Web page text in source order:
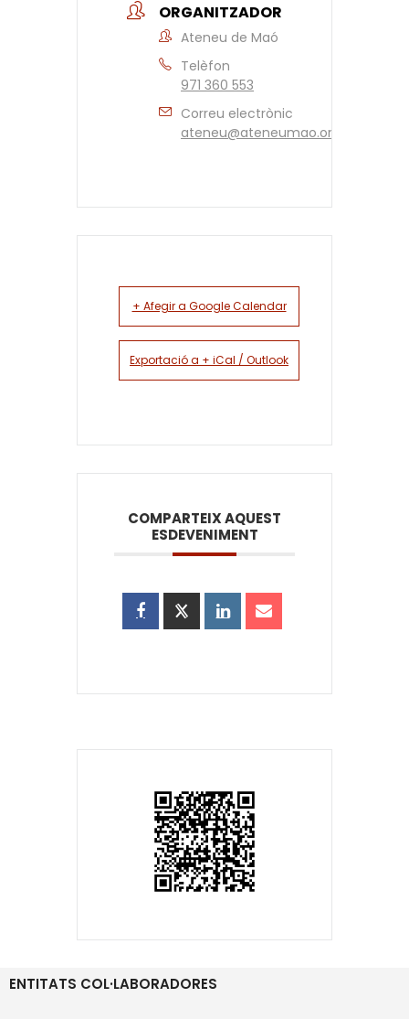
ORGANITZADOR
Ateneu de Maó
Telèfon
971 360 553
Correu electrònic
ateneu@ateneumao.org
+ Afegir a Google Calendar
Exportació a + iCal / Outlook
COMPARTEIX AQUEST
ESDEVENIMENT
ENTITATS COL·LABORADORES